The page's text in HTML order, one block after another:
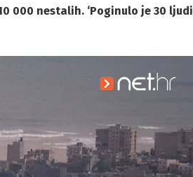
000 nestalih. ‘Poginulo je 30 ljudi